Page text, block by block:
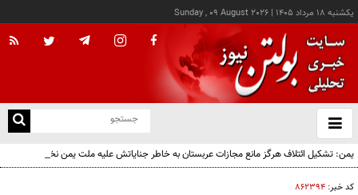
يکشنبه ۱۸ مرداد ۱۴۰۵ |
Sunday , 09 August 2026
باز
و
یمن: تشکیل ائتلاف هرگز مانع مجازات عربستان به خاطر جنایاتش علیه ملت یمن نخواهد شد
کد خبر: ۸۶۲۳۹۴